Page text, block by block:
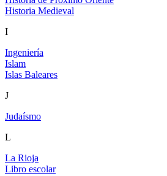
Historia Medieval
I
Ingeniería
Islam
Islas Baleares
J
Judaísmo
L
La Rioja
Libro escolar